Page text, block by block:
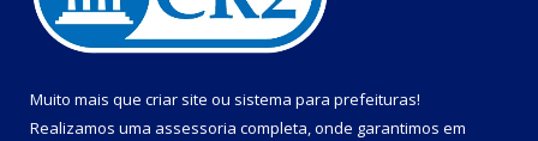
Muito mais que criar site ou sistema para prefeituras!
Realizamos uma assessoria completa, onde garantimos em